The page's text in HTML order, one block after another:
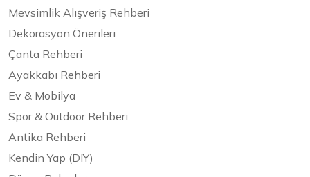
Mevsimlik Alışveriş Rehberi
Dekorasyon Önerileri
Çanta Rehberi
Ayakkabı Rehberi
Ev & Mobilya
Spor & Outdoor Rehberi
Antika Rehberi
Kendin Yap (DIY)